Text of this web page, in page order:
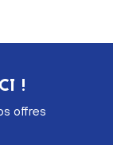
!
offres